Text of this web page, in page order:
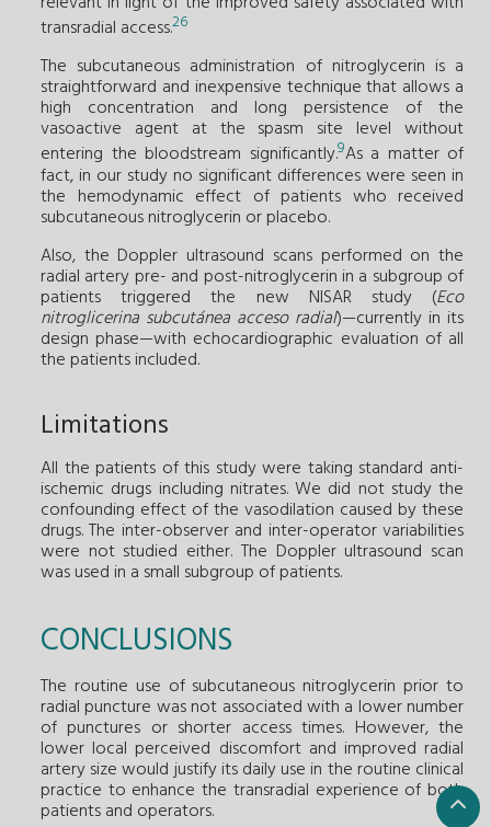
transradial access.26
The subcutaneous administration of nitroglycerin is a
straightforward and inexpensive technique that allows a
high concentration and long persistence of the
vasoactive agent at the spasm site level without
entering the bloodstream significantly.9As a matter of
fact, in our study no significant differences were seen in
the hemodynamic effect of patients who received
subcutaneous nitroglycerin or placebo.
Also, the Doppler ultrasound scans performed on the
radial artery pre- and post-nitroglycerin in a subgroup of
patients triggered the new NISAR study (Eco
nitroglicerina subcutánea acceso radial)—currently in its
design phase—with echocardiographic evaluation of all
the patients included.
Limitations
All the patients of this study were taking standard anti-
ischemic drugs including nitrates. We did not study the
confounding effect of the vasodilation caused by these
drugs. The inter-observer and inter-operator variabilities
were not studied either. The Doppler ultrasound scan
was used in a small subgroup of patients.
CONCLUSIONS
The routine use of subcutaneous nitroglycerin prior to
radial puncture was not associated with a lower number
of punctures or shorter access times. However, the
lower local perceived discomfort and improved radial
artery size would justify its daily use in the routine clinical
practice to enhance the transradial experience of both
patients and operators.